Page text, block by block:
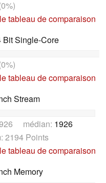
tableau de comparaison
Bit Single-Core
tableau de comparaison
Stream
médian: 1926
2194 Points
tableau de comparaison
Memory